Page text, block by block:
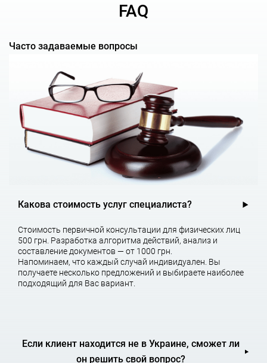
Совместно с нашими партнерами мы предлагаем
Сбор информации о платежеспособности и имуществе
должника. Включая официальные сведения о
возбуждении в отношении должника процедуры
банкротства.
Представление интересов клиента виностранных судах
государственных органах в связи с обращением
взыскания на имущество должника.
Консультирование относительно возможности
привлечения к ответственности акционеров должника.
при недостаточности его имущества.
иностранных коллег, всю ответственность за работу
перед Клиентом несем мы.
Основными причинами неплатежей являются следующие:
отсутствие необходимого финансирования, смена
собственника, смена руководящего состава организации,
должника. Располагает ли Ваш должник активами,
достаточными для погашения долга? Финансовое состояние
FAQ
Часто задаваемые вопросы
Какова стоимость услуг специалиста?
Стоимость первичной консультации для физических лиц
500 грн. Разработка алгоритма действий, анализ и
составление документов — от 1000 грн.
Напоминаем, что каждый случай индивидуален. Вы
получаете несколько предложений и выбираете наиболее
подходящий для Вас вариант.
Если клиент находится не в Украине, сможет ли
он решить свой вопрос?